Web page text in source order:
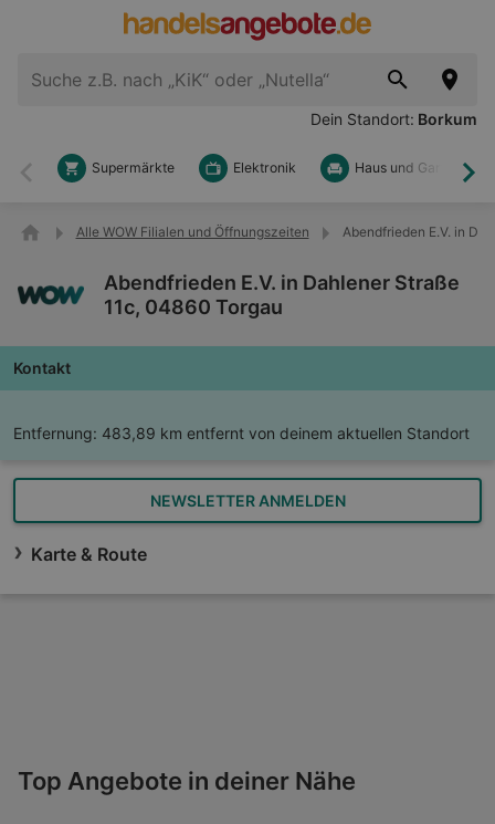
Dein Standort: Borkum
Zurück
Supermärkte Elektronik Haus und Garten
Alle WOW Filialen und Öffnungszeiten Abendfrieden E.V. in
Abendfrieden E.V. in Dahlener Straße
11c, 04860 Torgau
Kontakt
Entfernung: 483,89 km entfernt von deinem aktuellen Standort
NEWSLETTER ANMELDEN
Karte & Route
Top Angebote in deiner Nähe